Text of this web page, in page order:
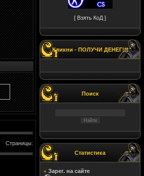
Страницы:
[ Взять КоД ]
Кликни - ПОЛУЧИ ДЕНЕГ!!!
Поиск
Статистика
» Зарег. на сайте